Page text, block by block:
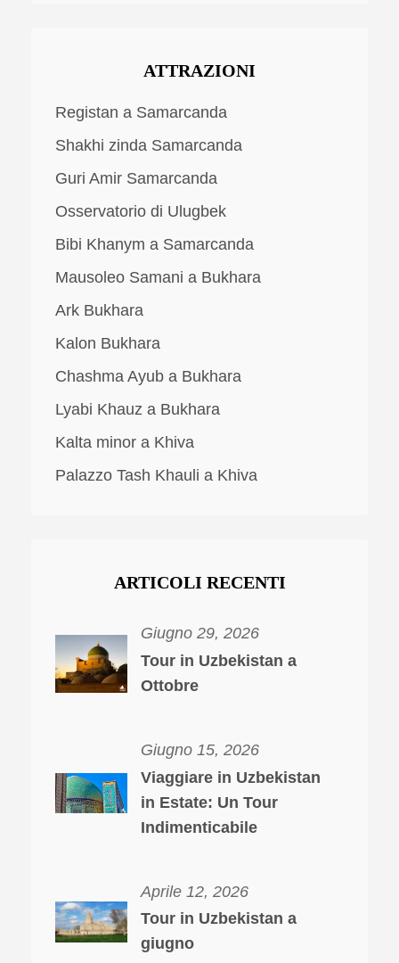
ATTRAZIONI
Registan a Samarcanda
Shakhi zinda Samarcanda
Guri Amir Samarcanda
Osservatorio di Ulugbek
Bibi Khanym a Samarcanda
Mausoleo Samani a Bukhara
Ark Bukhara
Kalon Bukhara
Chashma Ayub a Bukhara
Lyabi Khauz a Bukhara
Kalta minor a Khiva
Palazzo Tash Khauli a Khiva
ARTICOLI RECENTI
Giugno 29, 2026
Tour in Uzbekistan a
Ottobre
Giugno 15, 2026
Viaggiare in Uzbekistan
in Estate: Un Tour
Indimenticabile
Aprile 12, 2026
Tour in Uzbekistan a
giugno